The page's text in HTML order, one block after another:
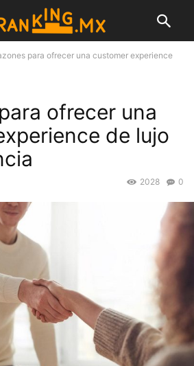
para ofrecer una customer experience
ofrecer una
de lujo
0
2028